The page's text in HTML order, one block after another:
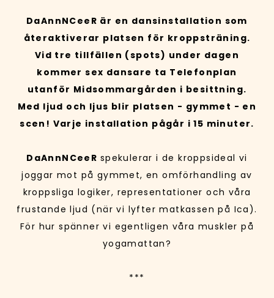
DaAnnNCeeR är en dansinstallation som
återaktiverar platsen för kroppsträning.
Vid tre tillfällen (spots) under dagen
kommer sex dansare ta Telefonplan
utanför Midsommargården i besittning.
Med ljud och ljus blir platsen - gymmet - en
scen! Varje installation pågår i 15 minuter.
DaAnnNCeeR spekulerar i de kroppsideal vi
joggar mot på gymmet, en omförhandling av
kroppsliga logiker, representationer och våra
frustande ljud (när vi lyfter matkassen på Ica).
För hur spänner vi egentligen våra muskler på
yogamattan?
***